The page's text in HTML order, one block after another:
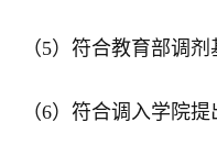
（5）符合教育部调剂
（6）符合调入学院